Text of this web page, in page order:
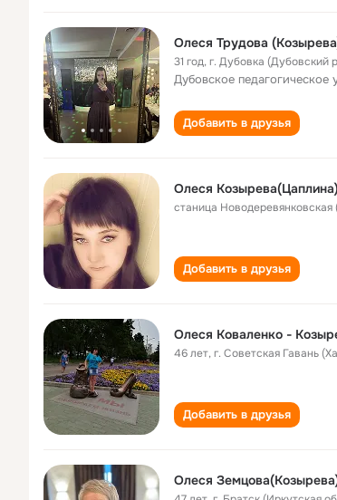
Олеся Трудова
31 год,г. Дубовка (Дубовский
Дубовское педагогическое
Добавить в друзья
Олеся Козырева(Цаплина)
станица Новодеревянковская
Добавить в друзья
Олеся Коваленко -
46 лет,г. Советская Гавань
Добавить в друзья
Олеся